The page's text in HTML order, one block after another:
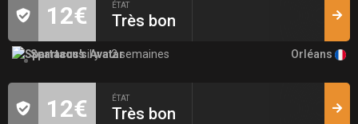
12€ ÉTAT
Très bon
Spartacusil y a 2 semaines Orléans
12€ ÉTAT
Très bon